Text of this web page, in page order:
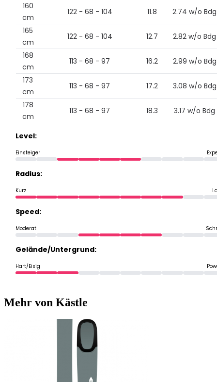
160
cm
122 - 68 - 104 11.8
2.74 w/o Bdg
165
cm
122 - 68 - 104 12.7
2.82 w/o Bdg
168
cm
113 - 68 - 97 16.2
2.99 w/o Bdg
173
cm
113 - 68 - 97 17.2
3.08 w/o Bdg
178
cm
113 - 68 - 97 18.3 3.17 w/o Bdg
Level:
Einsteiger
Radius:
Kurz
Speed:
Moderat
Gelände/Untergrund:
Hart/Eisig
Mehr von Kästle